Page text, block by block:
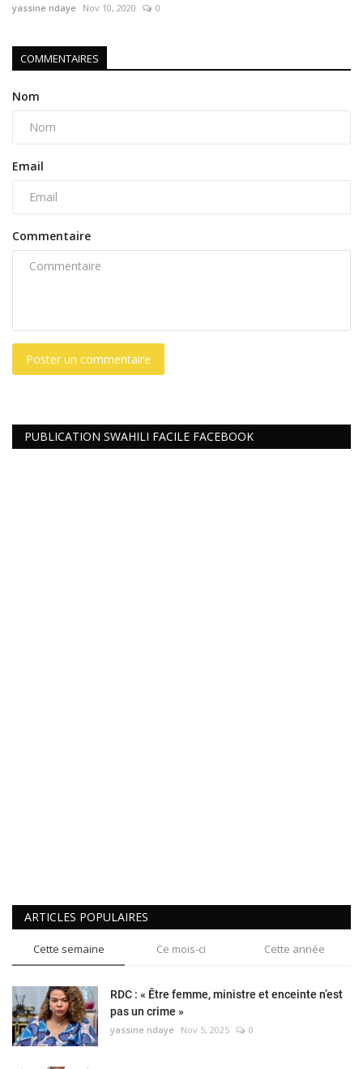
yassine ndaye Nov 10, 2020 0
COMMENTAIRES
Nom
Email
Commentaire
Poster un commentaire
PUBLICATION SWAHILI FACILE FACEBOOK
ARTICLES POPULAIRES
Cette semaine Ce mois-ci Cette année
RDC : « Être femme, ministre et enceinte n’est
pas un crime »
yassine ndaye Nov 5, 2025 0